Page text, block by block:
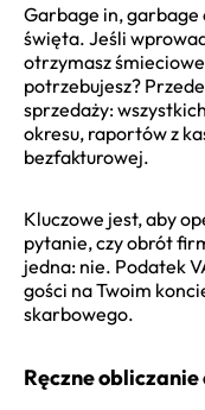
Garbage in, garbage
święta. Jeśli
otrzymasz
potrzebujesz?
sprzedaży:
okresu, raportów z
bezfakturowej.
Kluczowe jest, aby
pytanie, czy obrót
jedna: nie. Podatek
gości na Twoim
skarbowego.
Ręczne